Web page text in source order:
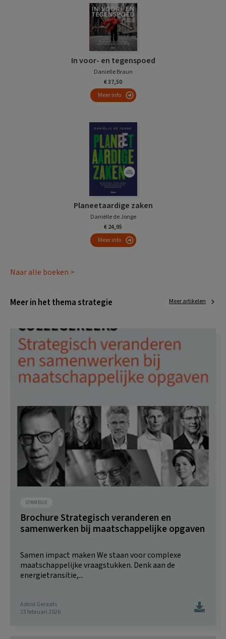
In voor- en tegenspoed
Danielle Braun
€ 37,50
Meer info
Planeetaardige zaken
Daniëlle de Jonge
€ 24,95
Meer info
Naar alle boeken >
Meer in het thema strategie Meer artikelen
STRATEGIE
Brochure Strategisch veranderen en
samenwerken bij maatschappelijke opgaven
Samen impact maken We staan voor complexe
maatschappelijke vraagstukken. Denk aan de
energietransitie,...
Astrid Geraats
23 februari 2026